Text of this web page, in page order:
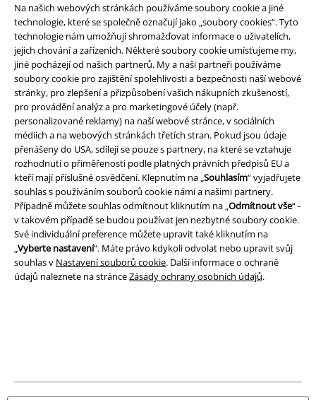
Na našich webových stránkách používáme soubory cookie a jiné
technologie, které se společně označují jako „soubory cookies“. Tyto
technologie nám umožňují shromažďovat informace o uživatelích,
jejich chování a zařízeních. Některé soubory cookie umísťujeme my,
jiné pocházejí od našich partnerů. My a naši partneři používáme
soubory cookie pro zajištění spolehlivosti a bezpečnosti naší webové
stránky, pro zlepšení a přizpůsobení vašich nákupních zkušeností,
pro provádění analýz a pro marketingové účely (např.
personalizované reklamy) na naší webové stránce, v sociálních
médiích a na webových stránkách třetích stran. Pokud jsou údaje
přenášeny do USA, sdílejí se pouze s partnery, na které se vztahuje
rozhodnutí o přiměřenosti podle platných právních předpisů EU a
kteří mají příslušné osvědčení. Klepnutím na „Souhlasím“ vyjadřujete
souhlas s používáním souborů cookie námi a našimi partnery.
Případně můžete souhlas odmítnout kliknutím na „Odmítnout vše“ -
v takovém případě se budou používat jen nezbytné soubory cookie.
Své individuální preference můžete upravit také kliknutím na
„Vyberte nastavení“. Máte právo kdykoli odvolat nebo upravit svůj
souhlas v Nastavení souborů cookie. Další informace o ochraně
údajů naleznete na stránceZásady ochrany osobních údajů.
Právní informace
Podmínky
Prohlášení
Ochrana osobních údajů
Likvidace odpadu a ochrana životního prostředí
Prohlášení o shodě
Všechny ceny jsou včetně DPH, bezpoštovného a balného